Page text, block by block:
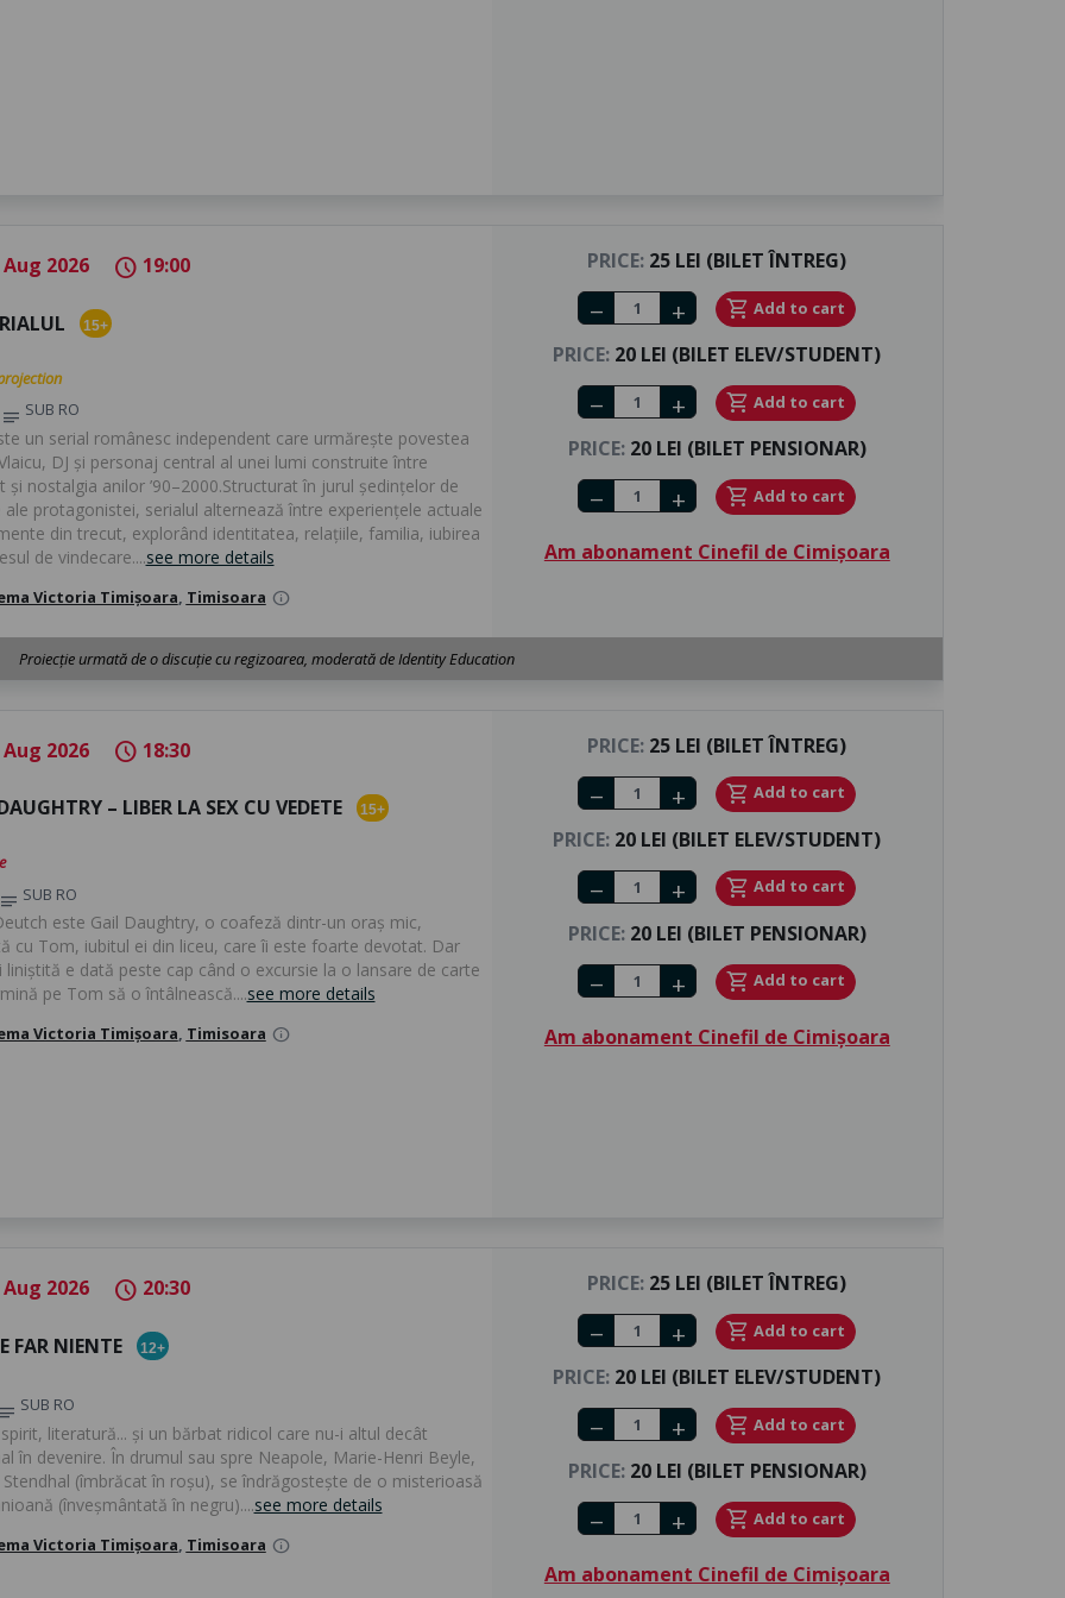
Aug 2026 schedule 19:00
15+
notes SUB RO
un serial românesc independent care urmărește povestea
DJ și personaj central al unei lumi construite între
și nostalgia anilor ’90–2000.Structurat în jurul ședințelor de
ale protagonistei, serialul alternează între experiențele actuale
din trecut, explorând identitatea, relațiile, familia, iubirea
de vindecare....see more details
Victoria Timișoara Timisoara info
PRICE: 25 LEI (BILET ÎNTREG)
Number of tickets
remove add shopping_cart Add to cart
PRICE: 20 LEI (BILET ELEV/STUDENT)
Number of tickets
remove add shopping_cart Add to cart
PRICE:20 LEI (BILET PENSIONAR)
Number of tickets
remove add shopping_cart Add to cart
Am abonament Cinefil de Cimișoara
Proiecție urmată de o discuție cu regizoarea, moderată de Identity Education
Aug 2026 schedule 18:30
– LIBER LA SEX CU VEDETE 15+
notes SUB RO
este Gail Daughtry, o coafeză dintr-un oraș mic,
cu Tom, iubitul ei din liceu, care îi este foarte devotat. Dar
liniștită e dată peste cap când o excursie la o lansare de carte
pe Tom să o întâlnească....see more details
Victoria Timișoara, Timisoara info
PRICE: 25 LEI (BILET ÎNTREG)
Number of tickets
remove add shopping_cart Add to cart
PRICE: 20 LEI (BILET ELEV/STUDENT)
Number of tickets
remove add shopping_cart Add to cart
PRICE:20 LEI (BILET PENSIONAR)
Number of tickets
remove add shopping_cart Add to cart
Am abonament Cinefil de Cimișoara
Aug 2026 schedule 20:30
FAR NIENTE 12+
notes SUB RO
literatură... și un bărbat ridicol care nu-i altul decât
în devenire. În drumul sau spre Neapole, Marie-Henri Beyle,
(îmbrăcat în roșu), se îndrăgostește de o misterioasă
(înveșmântată în negru)....see more details
Victoria Timișoara Timisoara info
PRICE: 25 LEI (BILET ÎNTREG)
Number of tickets
remove add shopping_cart Add to cart
PRICE: 20 LEI (BILET ELEV/STUDENT)
Number of tickets
remove add shopping_cart Add to cart
PRICE:20 LEI (BILET PENSIONAR)
Number of tickets
remove add shopping_cart Add to cart
Am abonament Cinefil de Cimișoara